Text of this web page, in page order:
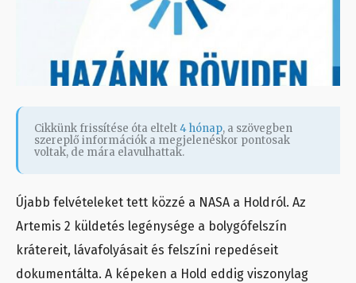
Cikkünk frissítése óta eltelt4 hónap, a szövegben
szereplő információk a megjelenéskor pontosak
voltak, de mára elavulhattak.
Újabb felvételeket tett közzé a NASA a Holdról. Az
Artemis 2 küldetés legénysége a bolygófelszín
krátereit, lávafolyásait és felszíni repedéseit
dokumentálta. A képeken a Hold eddig viszonylag